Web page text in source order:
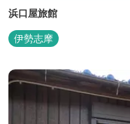
浜口屋旅館
伊勢志摩